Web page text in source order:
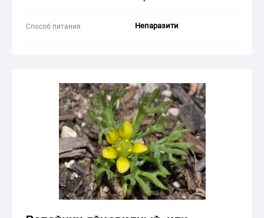
Способ питания Непаразити